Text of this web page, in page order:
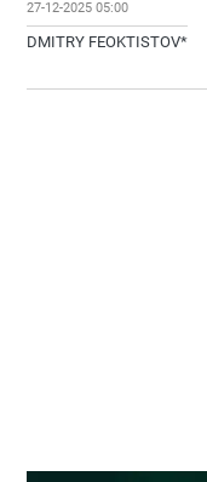
27-12-2025 05:00
DMITRY FEOKTISTOV*